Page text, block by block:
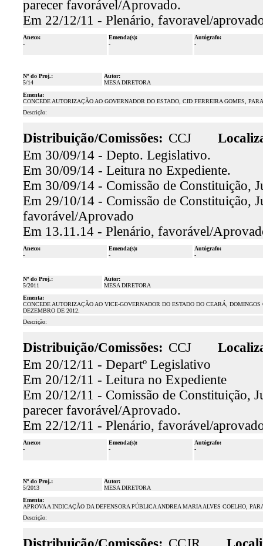
parecer favorável/Aprovado.
Em 22/12/11 - Plenário, favoravel/
Anexo:
-
Emenda(s):
-
Autógrafo:
-
Nº do Proj.:
5/14
Autor:
MESA DIRETORA
Ementa:
CONCEDE AUTORIZAÇÃO AO GOVERNADOR DO ESTADO, CID FERREIRA GOMES,
Descrição:
Distribuição/Comissões: CCJ
Em 30/09/14 - Depto. Legislativo.
Em 30/09/14 - Leitura no Expediente.
Em 30/09/14 - Comissão de Constituição,
Em 29/10/14 - Comissão de Constituição,
favorável/Aprovado
Em 13.11.14 - Plenário, favorável/
Anexo:
-
Emenda(s):
-
Autógrafo:
-
Nº do Proj.:
5/2011
Autor:
MESA DIRETORA
Ementa:
CONCEDE AUTORIZAÇÃO AO VICE-GOVERNADOR DO ESTADO DO CEARÁ,
DEZEMBRO DE 2012.
Descrição:
Distribuição/Comissões: CCJ
Em 20/12/11 - Departº Legislativo
Em 20/12/11 - Leitura no Expediente
Em 20/12/11 - Comissão de Constituição,
parecer favorável/Aprovado.
Em 22/12/11 - Plenário, favorável/
Anexo:
-
Emenda(s):
-
Autógrafo:
-
Nº do Proj.:
5/2013
Autor:
MESA DIRETORA
Ementa:
APROVA A INDICAÇÃO DA DEFENSORA PÚBLICA ANDREA MARIA ALVES COELHO,
Descrição: